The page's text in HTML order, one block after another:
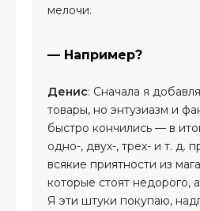
мелочи.
— Например?
Денис: Сначала я
товары, но энтузиазм и
быстро кончились — в
одно-, двух-, трех- и т. д.
всякие приятности из
которые стоят недорого,
Я эти штуки покупаю,